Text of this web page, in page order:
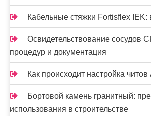
Кабельные стяжки Fortisflex
Освидетельствование сосудов
процедур и документация
Как происходит настройка читов
Бортовой камень гранитный:
использования в строительстве